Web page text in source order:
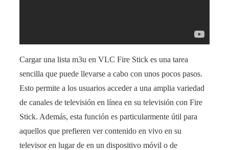
Cargar una lista m3u en VLC Fire Stick es una tarea
sencilla que puede llevarse a cabo con unos pocos pasos.
Esto permite a los usuarios acceder a una amplia variedad
de canales de televisión en línea en su televisión con Fire
Stick. Además, esta función es particularmente útil para
aquellos que prefieren ver contenido en vivo en su
televisor en lugar de en un dispositivo móvil o de